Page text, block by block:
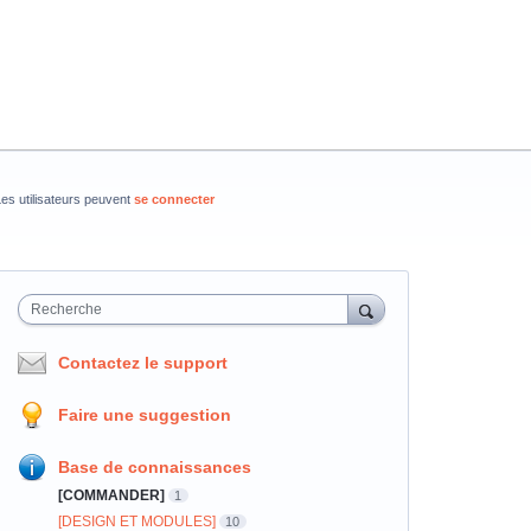
utilisateurs peuvent se connecter
Recherche
Contactez le support
Faire une suggestion
Base de connaissances
[COMMANDER] 1
[DESIGN ET MODULES] 10